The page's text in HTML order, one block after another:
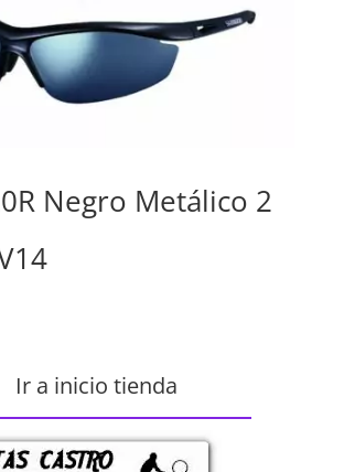
Negro Metálico 2
Ir a inicio tienda